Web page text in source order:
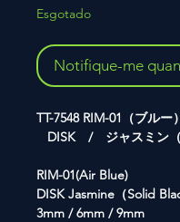
Esgotado
Notifique-me
TT-7548 RIM-01（ブルー
DISK / ジャスミン（
RIM-01(Air Blue)
DISK Jasmine（Solid
3mm / 6mm / 9mm